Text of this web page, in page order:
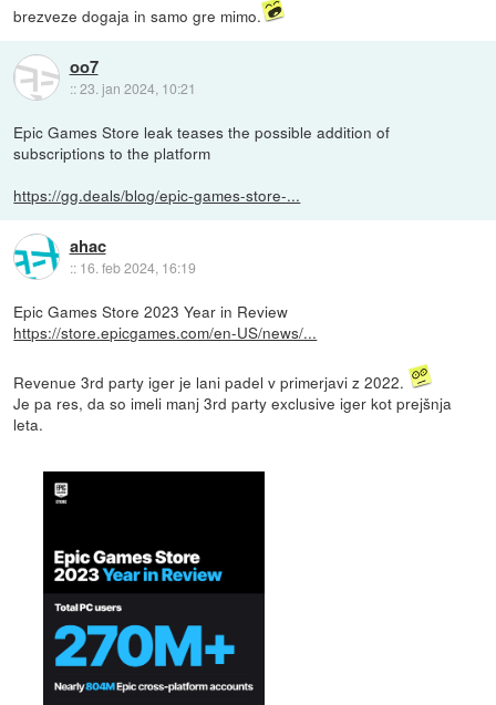
brezveze dogaja in samo gre mimo.
oo7
::23. jan 2024, 10:21
Epic Games Store leak teases the possible addition of
subscriptions to the platform
https://gg.deals/blog/epic-games-store-...
ahac
:: 16. feb 2024, 16:19
Epic Games Store 2023 Year in Review
https://store.epicgames.com/en-US/news/...
Revenue 3rd party iger je lani padel v primerjavi z 2022.
Je pa res, da so imeli manj 3rd party exclusive iger kot prejšnja
leta.